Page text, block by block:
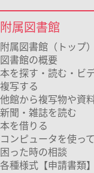
附属図書館
附属図書館（トップ）
図書館の概要
本を探す・読む・ビ
複写する
他館から複写物や資
新聞・雑誌を読む
本を借りる
コンピュータを使っ
困った時の相談
各種様式【申請書類】